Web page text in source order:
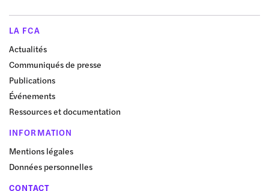
LA FCA
Actualités
Communiqués de presse
Publications
Événements
Ressources et documentation
INFORMATION
Mentions légales
Données personnelles
CONTACT